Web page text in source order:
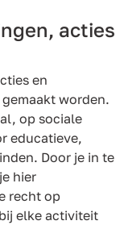
acties
en
worden.
op sociale
educatieve,
Door je in te
hier
recht op
elke activiteit